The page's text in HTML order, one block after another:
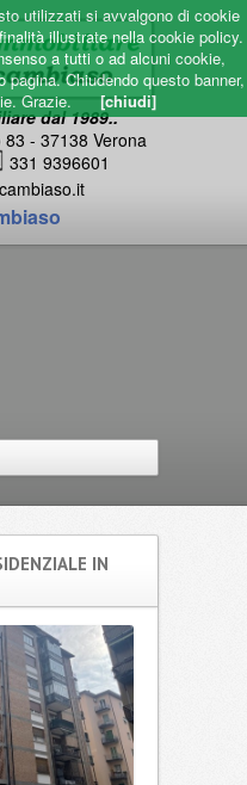
dal 1989..
- 37138 Verona
331 9396601
IN
utilizzati si avvalgono di cookie
illustrate nella cookie policy.
a tutti o ad alcuni cookie,
Chiudendo questo banner,
Grazie.
[chiudi]